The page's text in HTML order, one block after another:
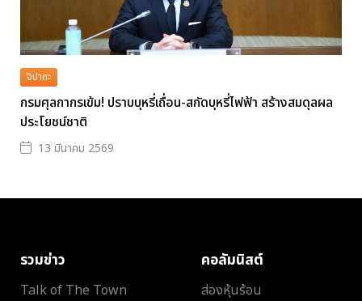
จิปาถะ
กรมศุลกากรเข้ม! ปราบบุหรี่เถื่อน-สกัดบุหรี่ไฟฟ้า สร้างสมดุลผล
ประโยชน์ชาติ
13 มีนาคม 2569
รวมข่าว
Talk of The Town
คอลัมนิสต์
ส่องหุ้นร้อน